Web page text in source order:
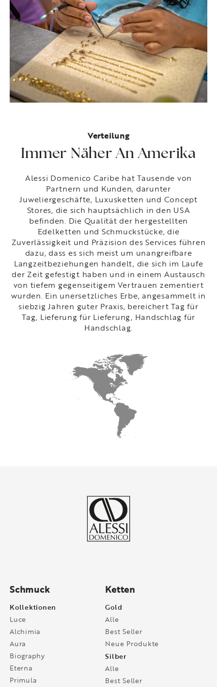
Verteilung
Immer Näher An Amerika
Alessi Domenico Caribe hat Tausende von
Partnern und Kunden, darunter
Juweliergeschäfte, Luxusketten und Concept
Stores, die sich hauptsächlich in den USA
befinden. Die Qualität der hergestellten
Edelketten und Schmuckstücke, die
Zuverlässigkeit und Präzision des Services führen
dazu, dass es sich meist um unangreifbare
Langzeitbeziehungen handelt, die sich im Laufe
der Zeit gefestigt haben und in einem Austausch
von tiefem gegenseitigem Vertrauen zementiert
wurden. Ein unersetzliches Erbe, angesammelt in
siebzig Jahren guter Praxis, bereichert Tag für
Tag, Lieferung für Lieferung, Handschlag für
Handschlag.
Schmuck
Kollektionen
Luce
Alchimia
Aura
Biography
Eterna
Primula
Ketten
Gold
Alle
Best Seller
Neue Produkte
Silber
Alle
Best Seller